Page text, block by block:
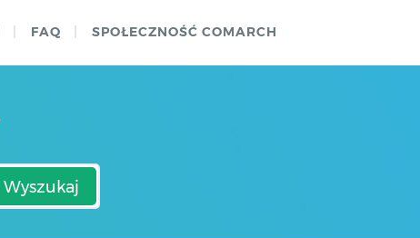
FAQ SPOŁECZNOŚĆ COMARCH
Wyszukaj